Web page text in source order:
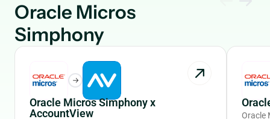
Oracle Micros
Simphony
Oracle Micros Simphony x
AccountView
Oracle